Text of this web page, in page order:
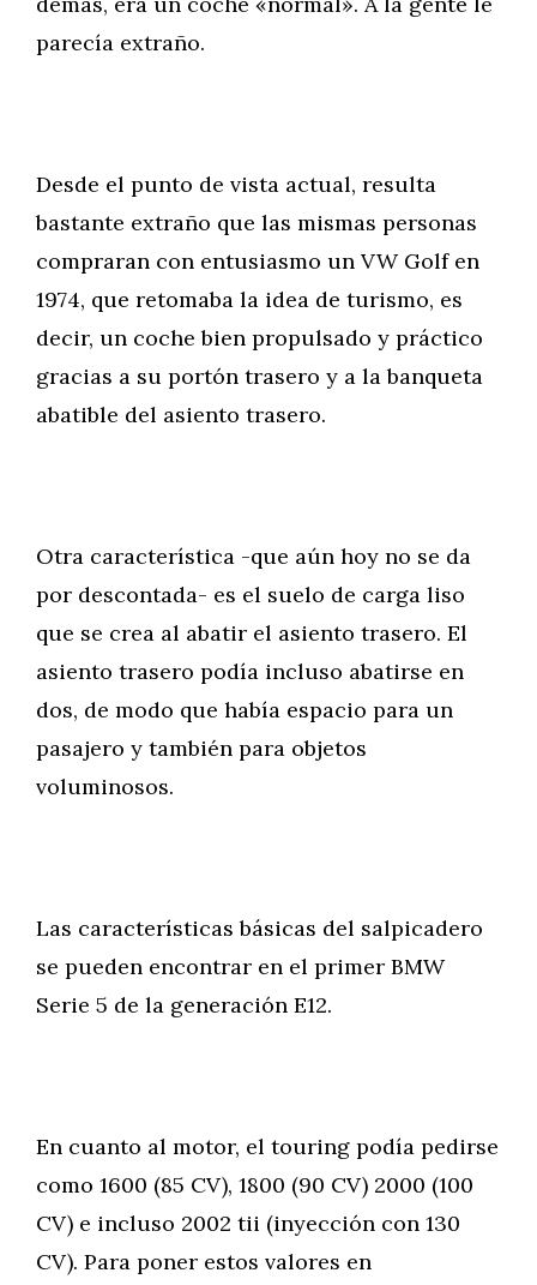
parecía extraño.
Desde el punto de vista actual, resulta
bastante extraño que las mismas personas
compraran con entusiasmo un VW Golf en
1974, que retomaba la idea de turismo, es
decir, un coche bien propulsado y práctico
gracias a su portón trasero y a la banqueta
abatible del asiento trasero.
Otra característica -que aún hoy no se da
por descontada- es el suelo de carga liso
que se crea al abatir el asiento trasero. El
asiento trasero podía incluso abatirse en
dos, de modo que había espacio para un
pasajero y también para objetos
voluminosos.
Las características básicas del salpicadero
se pueden encontrar en el primer BMW
Serie 5 de la generación E12.
En cuanto al motor, el touring podía pedirse
como 1600 (85 CV), 1800 (90 CV) 2000 (100
CV) e incluso 2002 tii (inyección con 130
CV). Para poner estos valores en